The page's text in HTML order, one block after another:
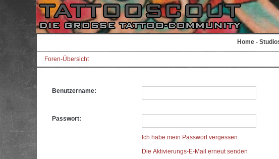
Home -
Foren-Übersicht
Benutzername:
Passwort:
Ich habe mein Passwort vergessen
Die Aktivierungs-E-Mail erneut senden